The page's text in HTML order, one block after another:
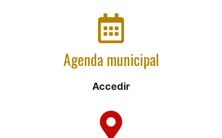
Agenda municipal
Accedir